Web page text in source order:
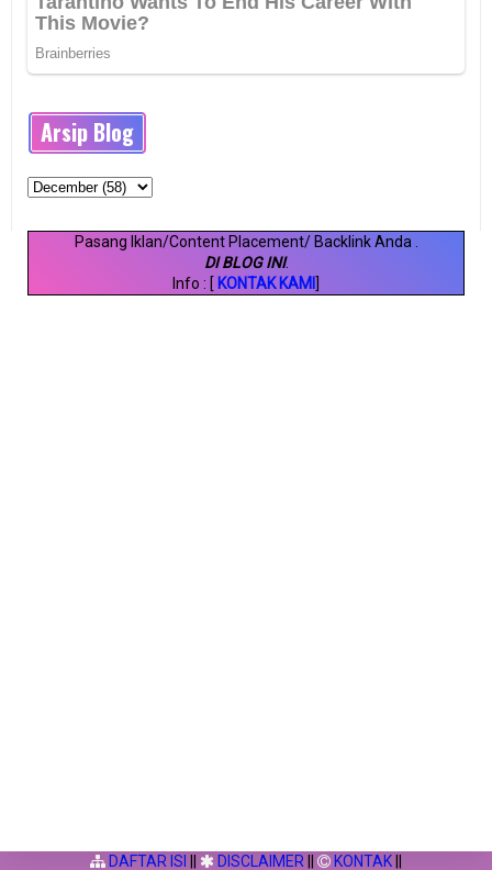
Arsip Blog
Pasang Iklan/Content Placement/ Backlink Anda
DI BLOG INI.
Info : [ KONTAK KAMI ]
DAFTAR ISI DISCLAIMER KONTAK